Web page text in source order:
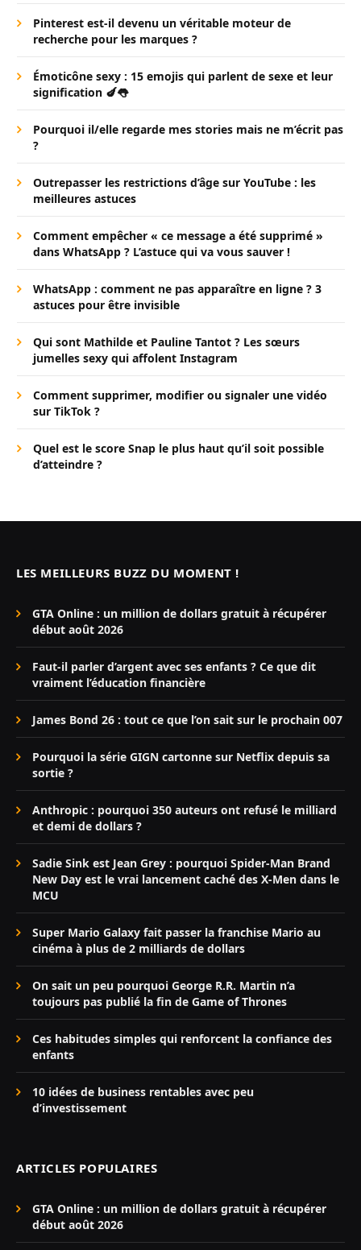
Pinterest est-il devenu un véritable moteur de
recherche pour les marques ?
Émoticône sexy : 15 emojis qui parlent de sexe et leur
signification 🍆👅
Pourquoi il/elle regarde mes stories mais ne m’écrit pas
?
Outrepasser les restrictions d’âge sur YouTube : les
meilleures astuces
Comment empêcher « ce message a été supprimé »
dans WhatsApp ? L’astuce qui va vous sauver !
WhatsApp : comment ne pas apparaître en ligne ? 3
astuces pour être invisible
Qui sont Mathilde et Pauline Tantot ? Les sœurs
jumelles sexy qui affolent Instagram
Comment supprimer, modifier ou signaler une vidéo
sur TikTok ?
Quel est le score Snap le plus haut qu’il soit possible
d’atteindre ?
LES MEILLEURS BUZZ DU MOMENT !
GTA Online : un million de dollars gratuit à récupérer
début août 2026
Faut-il parler d’argent avec ses enfants ? Ce que dit
vraiment l’éducation financière
James Bond 26 : tout ce que l’on sait sur le prochain 007
Pourquoi la série GIGN cartonne sur Netflix depuis sa
sortie ?
Anthropic : pourquoi 350 auteurs ont refusé le milliard
et demi de dollars ?
Sadie Sink est Jean Grey : pourquoi Spider-Man Brand
New Day est le vrai lancement caché des X-Men dans le
MCU
Super Mario Galaxy fait passer la franchise Mario au
cinéma à plus de 2 milliards de dollars
On sait un peu pourquoi George R.R. Martin n’a
toujours pas publié la fin de Game of Thrones
Ces habitudes simples qui renforcent la confiance des
enfants
10 idées de business rentables avec peu
d’investissement
ARTICLES POPULAIRES
GTA Online : un million de dollars gratuit à récupérer
début août 2026